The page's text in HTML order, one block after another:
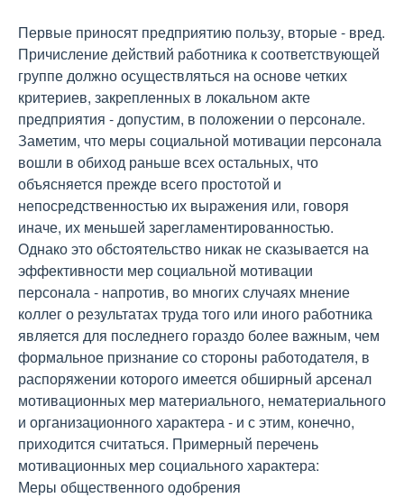
Первые приносят предприятию пользу, вторые - вред.
Причисление действий работника к соответствующей
группе должно осуществляться на основе четких
критериев, закрепленных в локальном акте
предприятия - допустим, в положении о персонале.
Заметим, что меры социальной мотивации персонала
вошли в обиход раньше всех остальных, что
объясняется прежде всего простотой и
непосредственностью их выражения или, говоря
иначе, их меньшей зарегламентированностью.
Однако это обстоятельство никак не сказывается на
эффективности мер социальной мотивации
персонала - напротив, во многих случаях мнение
коллег о результатах труда того или иного работника
является для последнего гораздо более важным, чем
формальное признание со стороны работодателя, в
распоряжении которого имеется обширный арсенал
мотивационных мер материального, нематериального
и организационного характера - и с этим, конечно,
приходится считаться. Примерный перечень
мотивационных мер социального характера:
Меры общественного одобрения